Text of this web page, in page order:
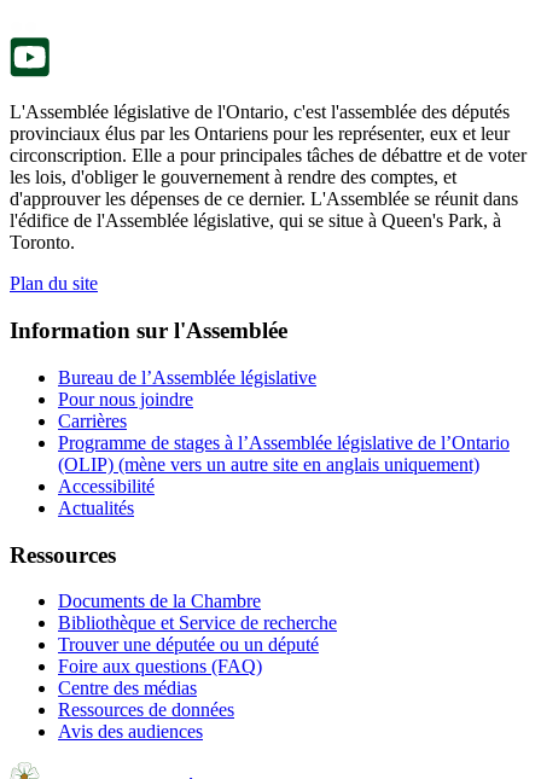
L'Assemblée législative de l'Ontario, c'est l'assemblée des députés
provinciaux élus par les Ontariens pour les représenter, eux et leur
circonscription. Elle a pour principales tâches de débattre et de voter
les lois, d'obliger le gouvernement à rendre des comptes, et
d'approuver les dépenses de ce dernier. L'Assemblée se réunit dans
l'édifice de l'Assemblée législative, qui se situe à Queen's Park, à
Toronto.
Plan du site
Information sur l'Assemblée
Bureau de l’Assemblée législative
Pour nous joindre
Carrières
Programme de stages à l’Assemblée législative de l’Ontario
(OLIP) (mène vers un autre site en anglais uniquement)
Accessibilité
Actualités
Ressources
Documents de la Chambre
Bibliothèque et Service de recherche
Trouver une députée ou un député
Foire aux questions (FAQ)
Centre des médias
Ressources de données
Avis des audiences